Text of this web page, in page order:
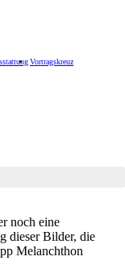
Vortragskreuz
noch eine
dieser Bilder, die
Melanchthon